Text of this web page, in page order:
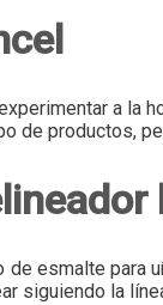
a la
de productos,
esmalte para
siguiendo la